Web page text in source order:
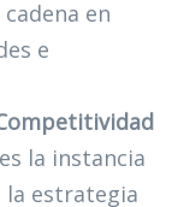
en
e
la instancia
la estrategia